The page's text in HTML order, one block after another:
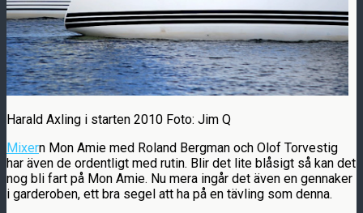
Harald Axling i starten 2010 Foto: Jim Q
Mixern Mon Amie med Roland Bergman och Olof Torvestig
har även de ordentligt med rutin. Blir det lite blåsigt så kan det
nog bli fart på Mon Amie. Nu mera ingår det även en gennaker
i garderoben, ett bra segel att ha på en tävling som denna.